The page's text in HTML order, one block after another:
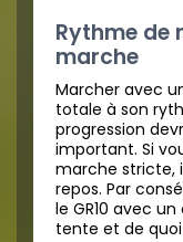
Rythme de
marche
Marcher avec
totale à son
progression
important. Si
marche stricte,
repos. Par
le GR10 avec
tente et de